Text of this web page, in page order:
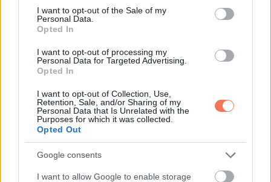
consent section.
I want to opt-out of the Sale of my
Personal Data.
Opted In
I want to opt-out of processing my
Personal Data for Targeted Advertising.
Opted In
I want to opt-out of Collection, Use,
Retention, Sale, and/or Sharing of my
Personal Data that Is Unrelated with the
Purposes for which it was collected.
Opted Out
Google consents
I want to allow Google to enable storage
Oszd meg ezt a posztot:
via
Email
ELŐZŐ POSZT